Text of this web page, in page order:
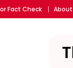
Fact Check About